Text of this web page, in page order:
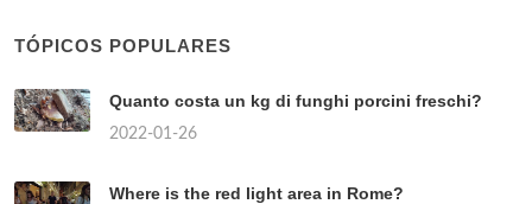
TÓPICOS POPULARES
Quanto costa un kg di funghi porcini freschi?
2022-01-26
Where is the red light area in Rome?